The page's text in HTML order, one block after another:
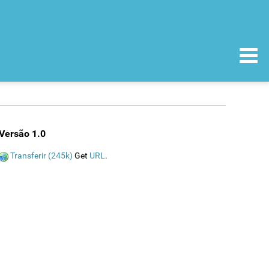
1.0
Transferir (245k) Get URL.